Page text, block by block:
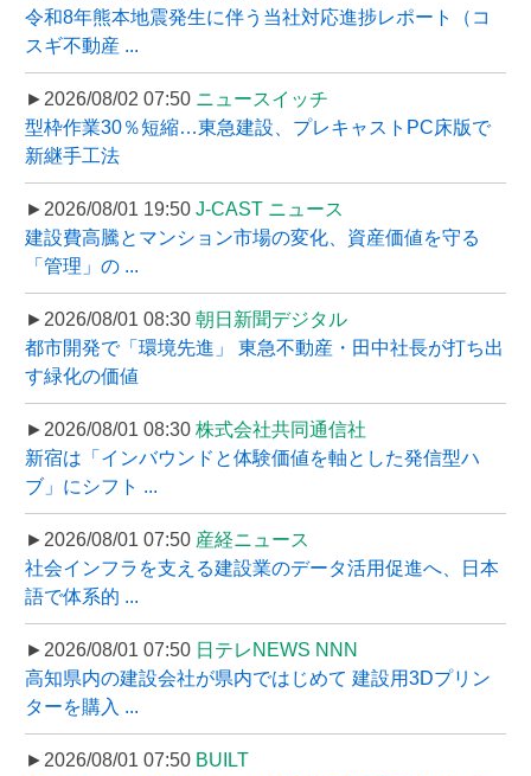
令和8年熊本地震発生に伴う当社対応進捗レポート（コ
スギ不動産 ...
►2026/08/02 07:50 ニュースイッチ
型枠作業30％短縮…東急建設、プレキャストPC床版で
新継手工法
►2026/08/01 19:50 J-CAST ニュース
建設費高騰とマンション市場の変化、資産価値を守る
「管理」の ...
►2026/08/01 08:30 朝日新聞デジタル
都市開発で「環境先進」 東急不動産・田中社長が打ち出
す緑化の価値
►2026/08/01 08:30 株式会社共同通信社
新宿は「インバウンドと体験価値を軸とした発信型ハ
ブ」にシフト ...
►2026/08/01 07:50 産経ニュース
社会インフラを支える建設業のデータ活用促進へ、日本
語で体系的 ...
►2026/08/01 07:50 日テレNEWS NNN
高知県内の建設会社が県内ではじめて 建設用3Dプリン
ターを購入 ...
►2026/08/01 07:50 BUILT